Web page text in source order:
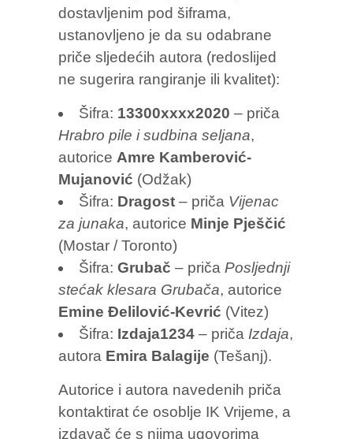
dostavljenim pod šiframa,
ustanovljeno je da su odabrane
priče sljedećih autora (redoslijed
ne sugerira rangiranje ili kvalitet):
Šifra: 13300xxxx2020 – priča
Hrabro pile i sudbina seljana,
autorice Amre Kamberović-
Mujanović (Odžak)
Šifra: Dragost – priča Vijenac
za junaka, autorice Minje Pješčić
(Mostar / Toronto)
Šifra: Grubač – priča Posljednji
stećak klesara Grubača, autorice
Emine Đelilović-Kevrić (Vitez)
Šifra: Izdaja1234 – priča Izdaja,
autora Emira Balagije (Tešanj).
Autorice i autora navedenih priča
kontaktirat će osoblje IK Vrijeme, a
izdavač će s njima ugovorima